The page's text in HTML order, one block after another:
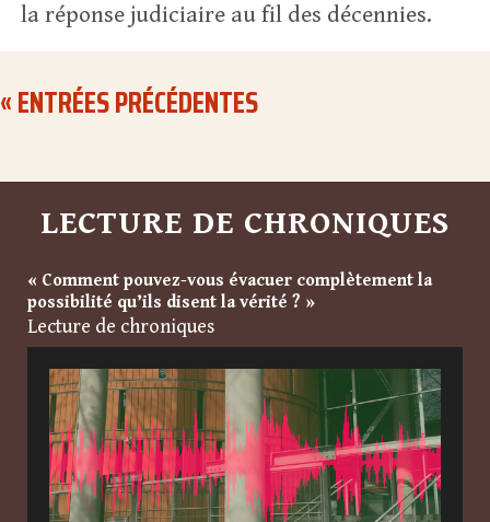
la réponse judiciaire au fil des décennies.
« ENTRÉES PRÉCÉDENTES
LECTURE DE CHRONIQUES
« Comment pouvez-vous évacuer complètement la
possibilité qu’ils disent la vérité ? »
Lecture de chroniques